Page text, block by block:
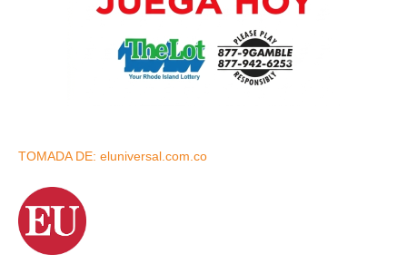
TOMADA DE: eluniversal.com.co